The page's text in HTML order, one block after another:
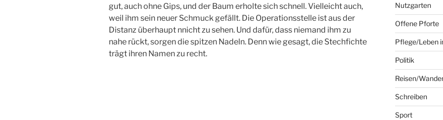
gut, auch ohne Gips, und der Baum erholte sich schnell. Vielleicht auch,
weil ihm sein neuer Schmuck gefällt. Die Operationsstelle ist aus der
Distanz überhaupt nnicht zu sehen. Und dafür, dass niemand ihm zu
nahe rückt, sorgen die spitzen Nadeln. Denn wie gesagt, die Stechfichte
trägt ihren Namen zu recht.
Nutzgarten
Offene Pforte
Pflege/Leben
Politik
Reisen/
Schreiben
Sport